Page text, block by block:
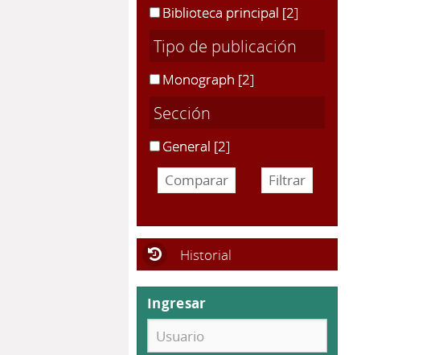
Biblioteca principal [2]
Tipo de publicación
Monograph [2]
Sección
General [2]
Historial
Ingresar